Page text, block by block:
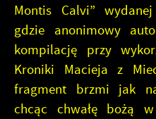
Montis Calvi”
gdzie anonimowy
kompilację przy
Kroniki Macieja z
fragment brzmi jak
chcąc chwałę bożą